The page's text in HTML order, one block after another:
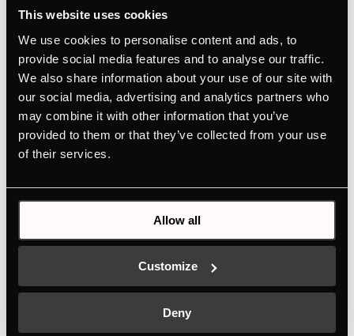
This website uses cookies
We use cookies to personalise content and ads, to
provide social media features and to analyse our traffic.
We also share information about your use of our site with
our social media, advertising and analytics partners who
may combine it with other information that you’ve
provided to them or that they’ve collected from your use
of their services.
Allow all
Customize
Deny